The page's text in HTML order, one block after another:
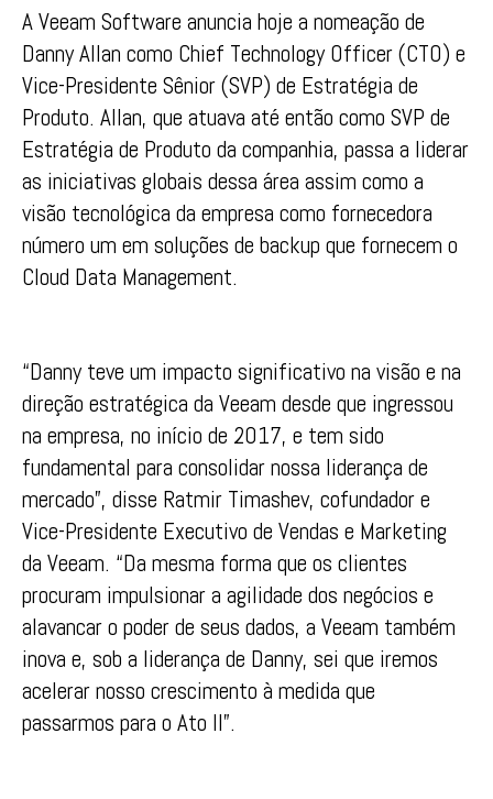
A Veeam Software anuncia hoje a nomeação de
Danny Allan como Chief Technology Officer (CTO) e
Vice-Presidente Sênior (SVP) de Estratégia de
Produto. Allan, que atuava até então como SVP de
Estratégia de Produto da companhia, passa a liderar
as iniciativas globais dessa área assim como a
visão tecnológica da empresa como fornecedora
número um em soluções de backup que fornecem o
Cloud Data Management.
“Danny teve um impacto significativo na visão e na
direção estratégica da Veeam desde que ingressou
na empresa, no início de 2017, e tem sido
fundamental para consolidar nossa liderança de
mercado”, disse Ratmir Timashev, cofundador e
Vice-Presidente Executivo de Vendas e Marketing
da Veeam. “Da mesma forma que os clientes
procuram impulsionar a agilidade dos negócios e
alavancar o poder de seus dados, a Veeam também
inova e, sob a liderança de Danny, sei que iremos
acelerar nosso crescimento à medida que
passarmos para o Ato II”.